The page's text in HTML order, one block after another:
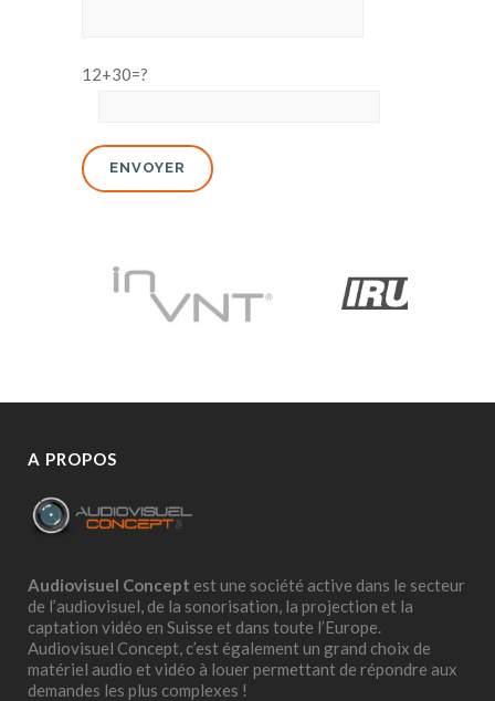
12+30=?
A PROPOS
Audiovisuel Concept est une société active dans le secteur
de l’audiovisuel, de la sonorisation, la projection et la
captation vidéo en Suisse et dans toute l’Europe.
Audiovisuel Concept, c’est également un grand choix de
matériel audio et vidéo à louer permettant de répondre aux
demandes les plus complexes !